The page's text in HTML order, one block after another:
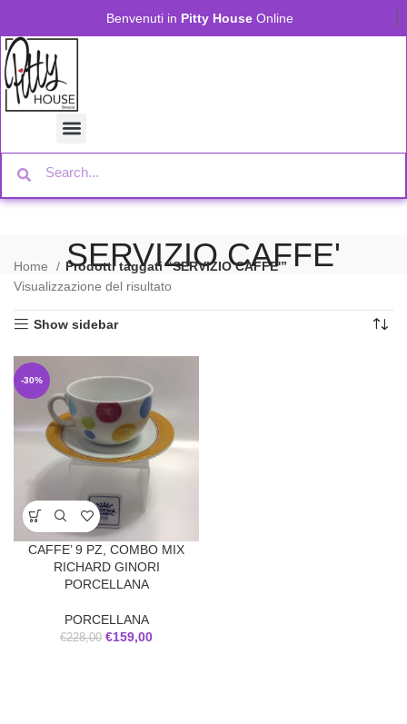
Benvenuti in Pitty House Online
SERVIZIO CAFFE'
Home
Prodotti taggati “SERVIZIO CAFFE'”
Visualizzazione del risultato
Show sidebar
-30%
CAFFE’ 9 PZ, COMBO MIX
RICHARD GINORI
PORCELLANA
PORCELLANA
€228,00 €159,00